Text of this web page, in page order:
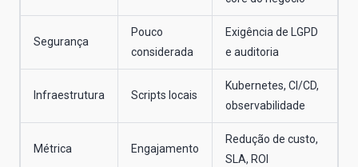
Segurança
Pouco
considerada
Exigência de LGPD
e auditoria
Infraestrutura Scripts locais
Kubernetes, CI/CD,
observabilidade
Métrica Engajamento
Redução de custo,
SLA, ROI